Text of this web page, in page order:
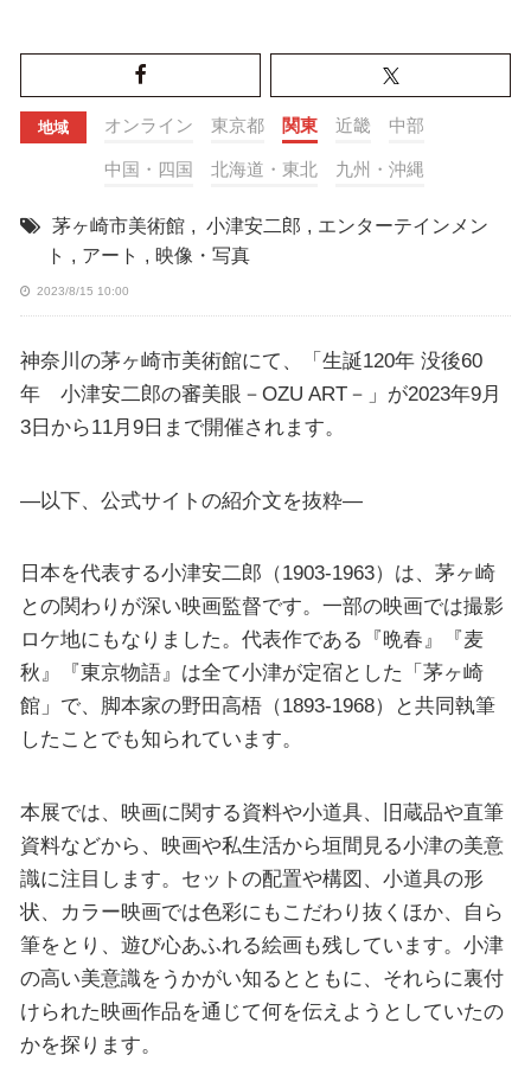
地域 オンライン 東京都 関東 近畿 中部
中国・四国 北海道・東北 九州・沖縄
茅ヶ崎市美術館 , 小津安二郎 , エンターテインメン
ト , アート , 映像・写真
2023/8/15 10:00
神奈川の茅ヶ崎市美術館にて、「生誕120年 没後60
年 小津安二郎の審美眼－OZU ART－」が2023年9月
3日から11月9日まで開催されます。
—以下、公式サイトの紹介文を抜粋—
日本を代表する小津安二郎（1903-1963）は、茅ヶ崎
との関わりが深い映画監督です。一部の映画では撮影
ロケ地にもなりました。代表作である『晩春』『麦
秋』『東京物語』は全て小津が定宿とした「茅ヶ崎
館」で、脚本家の野田高梧（1893-1968）と共同執筆
したことでも知られています。
本展では、映画に関する資料や小道具、旧蔵品や直筆
資料などから、映画や私生活から垣間見る小津の美意
識に注目します。セットの配置や構図、小道具の形
状、カラー映画では色彩にもこだわり抜くほか、自ら
筆をとり、遊び心あふれる絵画も残しています。小津
の高い美意識をうかがい知るとともに、それらに裏付
けられた映画作品を通じて何を伝えようとしていたの
かを探ります。